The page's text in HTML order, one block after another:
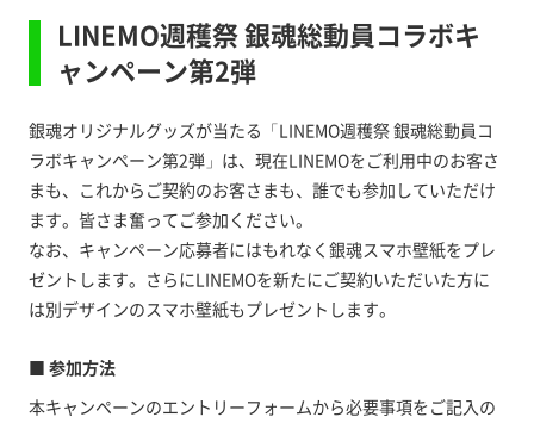
LINEMO週穫祭 銀魂総動員コラボキ
ャンペーン第2弾
銀魂オリジナルグッズが当たる「LINEMO週穫祭 銀魂総動員コ
ラボキャンペーン第2弾」は、現在LINEMOをご利用中のお客さ
まも、これからご契約のお客さまも、誰でも参加していただけ
ます。皆さま奮ってご参加ください。
なお、キャンペーン応募者にはもれなく銀魂スマホ壁紙をプレ
ゼントします。さらにLINEMOを新たにご契約いただいた方に
は別デザインのスマホ壁紙もプレゼントします。
■ 参加方法
本キャンペーンのエントリーフォームから必要事項をご記入の